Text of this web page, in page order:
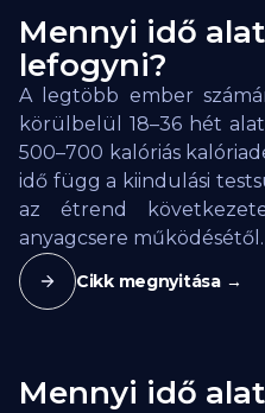
Mennyi idő
lefogyni?
A legtöbb ember
körülbelül 18–36 hét
500–700 kalóriás
idő függ a kiindulási
az étrend
anyagcsere működésétől.
Cikk megnyitása →
Mennyi idő